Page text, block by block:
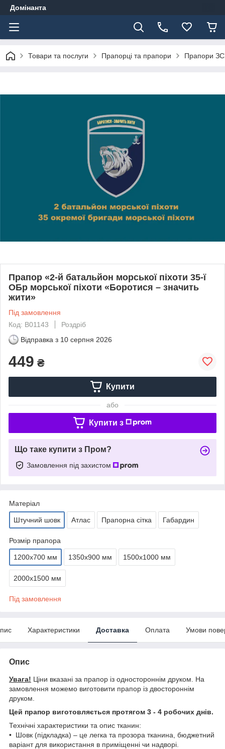
Домінанта
Товари та послуги Прапорці та прапори Прапори
Прапор «2-й батальйон морської піхоти 35-ї
ОБр морської піхоти «Боротися – значить
жити»
Під замовлення
Код: В01143
Роздріб
Відправка з 10 серпня 2026
449 ₴
Купити
або
Купити з
Що таке купити з Пром?
Замовлення під захистом
Матеріал
Штучний шовк Атлас Прапорна сітка Габардин
Розмір прапора
1200х700 мм 1350х900 мм 1500х1000 мм
2000х1500 мм
Під замовлення
Характеристики Доставка Оплата Умови
Опис
Увага! Ціни вказані за прапор із одностороннім друком. На
замовлення можемо виготовити прапор із двостороннім
друком.
Цей прапор виготовляється протягом 3 - 4 робочих днів.
Технічні характеристики та опис тканин:
• Шовк (підкладка) – це легка та прозора тканина, бюджетний
варіант для використання в приміщенні чи надворі.